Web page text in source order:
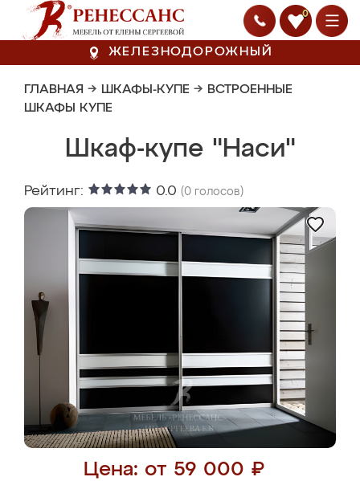
0
ЖЕЛЕЗНОДОРОЖНЫЙ
ГЛАВНАЯ → ШКАФЫ-КУПЕ → ВСТРОЕННЫЕ
ШКАФЫ КУПЕ
Шкаф-купе "Наси"
Рейтинг: 0.0 (0 голосов)
Цена: от 59 000 ₽